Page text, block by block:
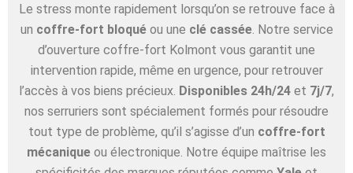
Le stress monte rapidement lorsqu’on se retrouve face à
un coffre-fort bloquéou une clé cassée. Notre service
d’ouverture coffre-fort Kolmont vous garantit une
intervention rapide, même en urgence, pour retrouver
l’accès à vos biens précieux. Disponibles 24h/24 et 7j/7,
nos serruriers sont spécialement formés pour résoudre
tout type de problème, qu’il s’agisse d’un coffre-fort
mécanique ou électronique. Notre équipe maîtrise les